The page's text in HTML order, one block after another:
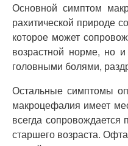
Основной симптом
рахитической природе
которое может
возрастной норме, но
головными болями,
Остальные симптомы
макроцефалия имеет
всегда
старшего возраста.